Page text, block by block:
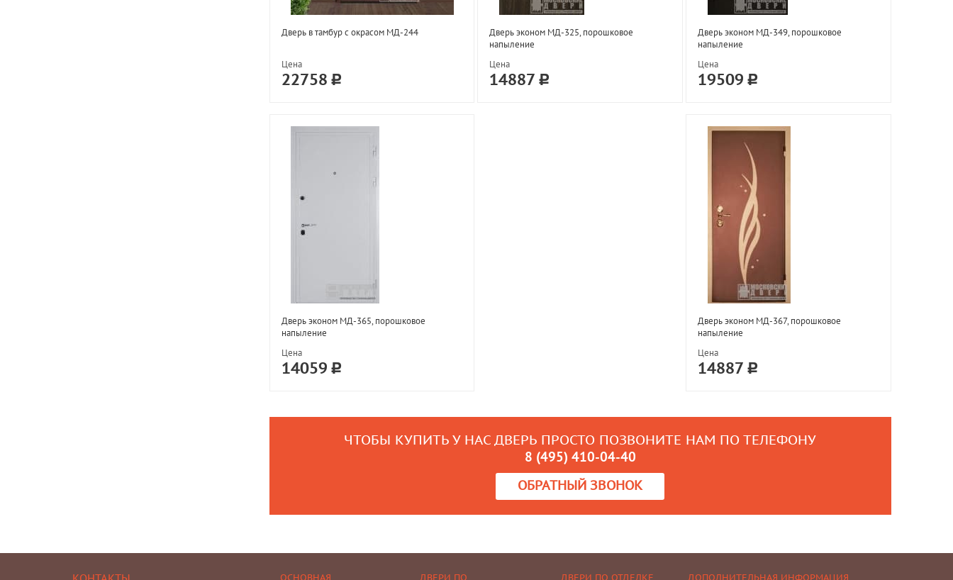
Дверь в тамбур с окрасом МД-244
Цена
22758
Дверь эконом МД-325, порошковое
напыление
Цена
14887
Дверь эконом МД-349, порошковое
напыление
Цена
19509
Дверь эконом МД-365, порошковое
напыление
Цена
14059
Дверь эконом МД-367, порошковое
напыление
Цена
14887
ЧТОБЫ КУПИТЬ У НАС ДВЕРЬ ПРОСТО ПОЗВОНИТЕ НАМ ПО ТЕЛЕФОНУ
8 (495) 410-04-40
ОБРАТНЫЙ ЗВОНОК